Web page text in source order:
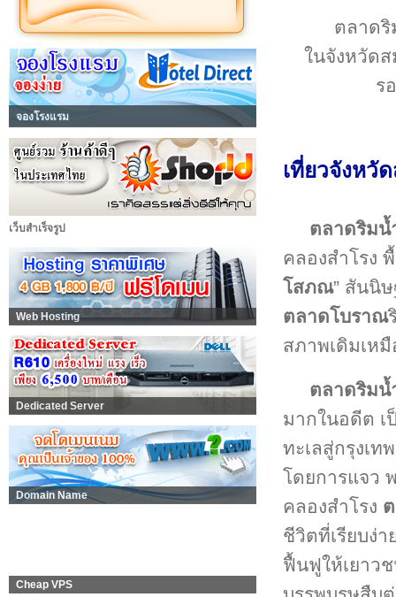
จองโรงแรม
เว็บสำเร็จรูป
Web Hosting
Dedicated Server
Domain Name
Cheap VPS
ตลาดริ
ในจังหวัดส
ร
เที่ยวจังหวั
ตลาดริมน้
คลองสำโรง
โสภณ” สันนิ
ตลาดโบราณ
สภาพเดิมเห
ตลาดริม
มากในอดีต เ
ทะเลสู่กรุงเท
โดยการแจว
คลองสำโรง
ชีวิตที่เรียบง่
ฟื้นฟูให้เยาว